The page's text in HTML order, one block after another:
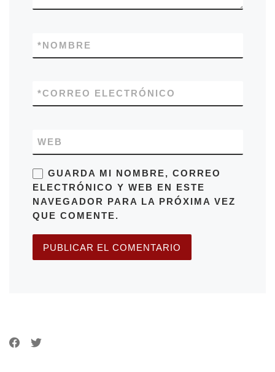
NOMBRE
*
CORREO ELECTRÓNICO
*
WEB
GUARDA MI NOMBRE, CORREO
ELECTRÓNICO Y WEB EN ESTE
NAVEGADOR PARA LA PRÓXIMA VEZ
QUE COMENTE.